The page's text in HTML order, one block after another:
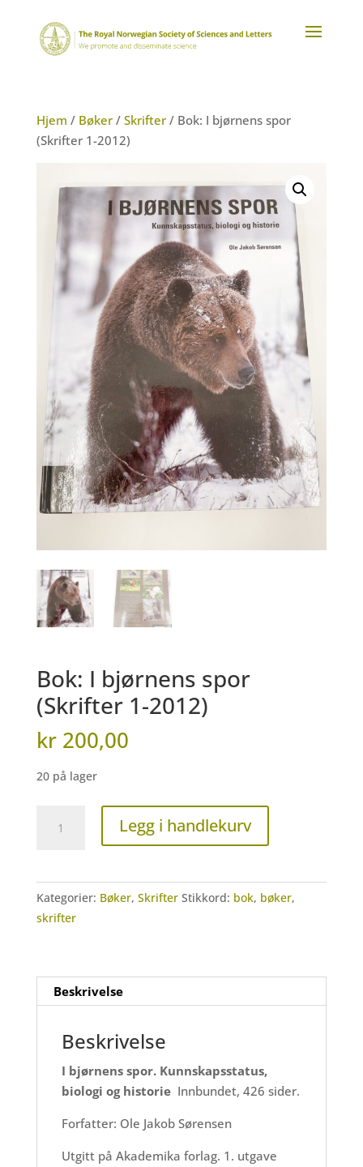
Hjem / Bøker/ Skrifter/ Bok: I bjørnens spor
(Skrifter 1-2012)
Bok: I bjørnens spor
(Skrifter 1-2012)
kr200,00
20 på lager
(Skrifter
1-
Legg i handlekurv
Kategorier: Bøker, Skrifter Stikkord: bok, bøker,
skrifter
Beskrivelse
Beskrivelse
I bjørnens spor. Kunnskapsstatus,
biologi og historie Innbundet, 426 sider.
Forfatter: Ole Jakob Sørensen
Utgitt på Akademika forlag. 1. utgave